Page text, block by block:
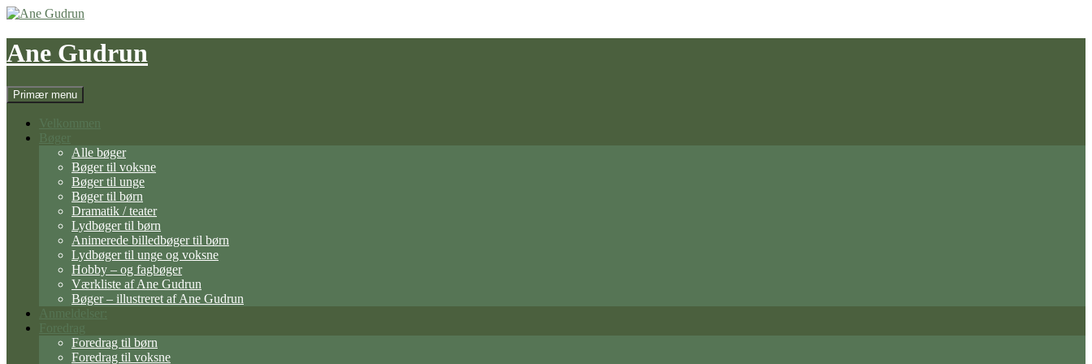
Hop
indhold
Ane Gudrun
Søg
Primær menu
Alle bøger
Bøger til voksne
Bøger til unge
Bøger til børn
Dramatik / teater
Lydbøger til børn
Animerede billedbøger til børn
Lydbøger til unge og voksne
Hobby – og fagbøger
Værkliste af Ane Gudrun
Bøger – illustreret af Ane Gudrun
Foredrag til børn
Foredrag til voksne